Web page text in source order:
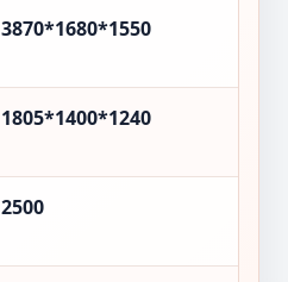
3870*1680*1550
1805*1400*1240
2500